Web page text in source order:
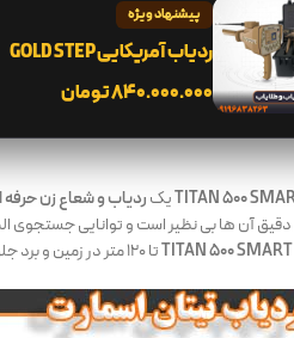
پیشنهاد ویژه
ردیاب آمریکایی GOLD STEP
۸۴۰.۰۰۰.۰۰۰تومان
یکردیاب و شعاع زن حرفه
TITAN 500 SMARTتا ۱۲۰ متر در زمین و برد جلو ۳۰۰۰ متر است.